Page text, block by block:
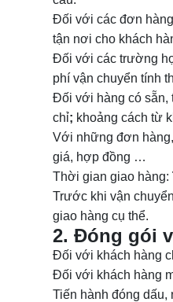
Đối với các đơn
tận nơi cho khách
Đối với các trường
phí vận chuyển tính
Đối với hàng có sẵn,
chỉ; khoảng cách từ
Với những đơn
giá, hợp đồng …
Thời gian giao hàng:
Trước khi vận
giao hàng cụ thể.
2. Đóng gói
Đối với khách hàng
Đối với khách hàng
Tiến hành đóng dấu,